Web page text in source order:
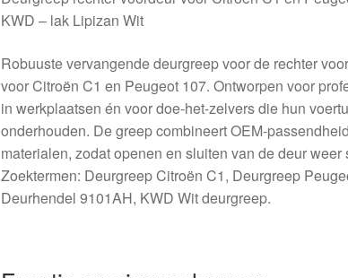
KWD – lak Lipizan Wit
Robuuste vervangende deurgreep voor de rechter
voor Citroën C1 en Peugeot 107. Ontworpen voor
in werkplaatsen én voor doe-het-zelvers die hun
onderhouden. De greep combineert OEM-
materialen, zodat openen en sluiten van de deur weer
Zoektermen: Deurgreep Citroën C1, Deurgreep
Deurhendel 9101AH, KWD Wit deurgreep.